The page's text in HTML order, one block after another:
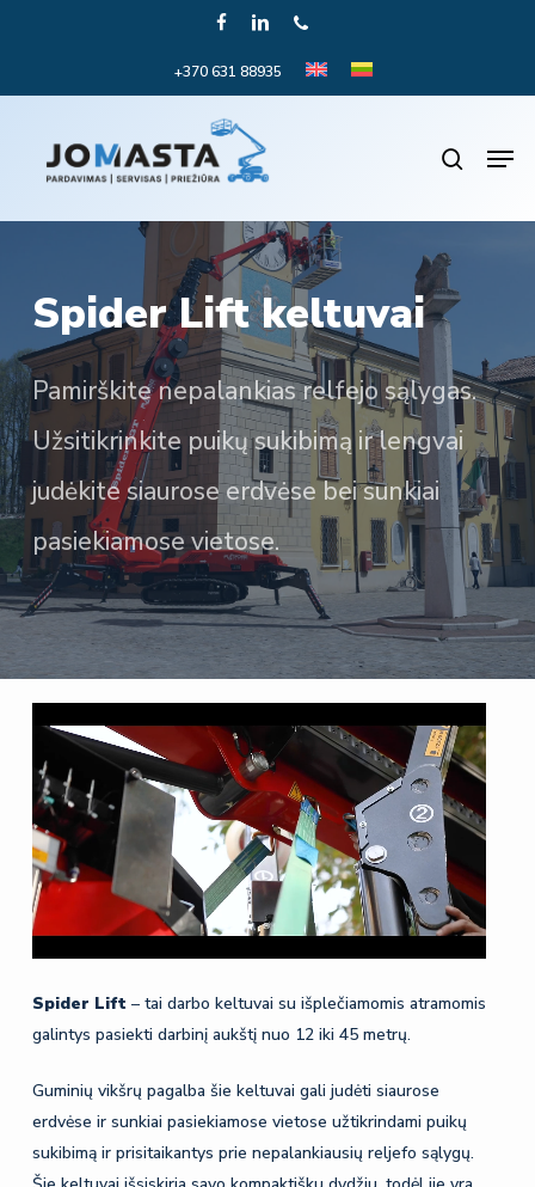
FACEBOOKLINKEDINPHONE
+370 631 88935
search
Spider Lift keltuvai
Pamirškite nepalankias relfejo sąlygas.
Užsitikrinkite puikų sukibimą ir lengvai
judėkite siaurose erdvėse bei sunkiai
pasiekiamose vietose.
Spider Lift – tai darbo keltuvai su išplečiamomis atramomis
galintys pasiekti darbinį aukštį nuo 12 iki 45 metrų.
Guminių vikšrų pagalba šie keltuvai gali judėti siaurose
erdvėse ir sunkiai pasiekiamose vietose užtikrindami puikų
sukibimą ir prisitaikantys prie nepalankiausių reljefo sąlygų.